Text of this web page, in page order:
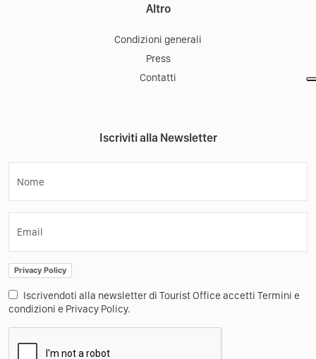
Altro
Condizioni generali
Press
Contatti
Iscriviti alla Newsletter
Nome
Email
Privacy Policy
Iscrivendoti alla newsletter di Tourist Office accetti Termini e
condizioni e Privacy Policy.